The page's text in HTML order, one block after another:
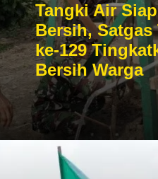
Tangki Air
Bersih, Satgas
ke-129
Bersih Warga